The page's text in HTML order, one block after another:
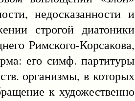
недосказанности и
строгой диатоники
Римского-Корсакова,
его симф. партитуры
организмы, в которых
к художественно